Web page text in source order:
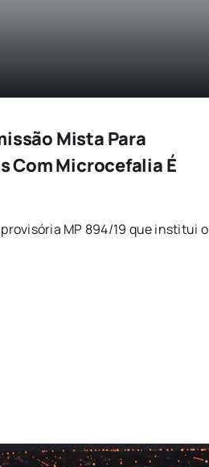
Mista Para
Com Microcefalia É
MP 894/19 que institui o